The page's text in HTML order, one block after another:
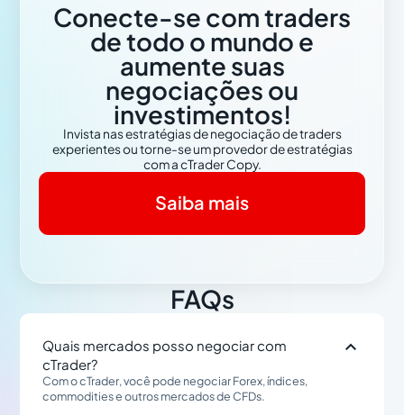
Conecte-se com traders
de todo o mundo e
aumente suas
negociações ou
investimentos!
Invista nas estratégias de negociação de traders
experientes ou torne-se um provedor de estratégias
com a cTrader Copy.
Saiba mais
FAQs
Quais mercados posso negociar com
cTrader?

Com o cTrader, você pode negociar Forex, índices,
commodities e outros mercados de CFDs.